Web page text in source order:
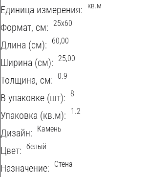
Eдиница измерения: кв.м
Формат, см: 25x60
Длина (см): 60,00
Ширина (см): 25,00
Толщина, см: 0.9
В упаковке (шт): 8
Упаковка (кв.м): 1.2
Дизайн: Камень
Цвет: белый
Назначение: Стена